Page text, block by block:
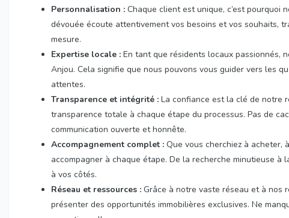
Personnalisation : Chaque client est unique, c’est pourquoi
dévouée écoute attentivement vos besoins et vos souhaits,
mesure.
Expertise locale : En tant que résidents locaux passionnés,
Anjou. Cela signifie que nous pouvons vous guider vers les
attentes.
Transparence et intégrité : La confiance est la clé de notre
transparence totale à chaque étape du processus. Pas de
communication ouverte et honnête.
Accompagnement complet : Que vous cherchiez à acheter,
accompagner à chaque étape. De la recherche minutieuse
à vos côtés.
Réseau et ressources : Grâce à notre vaste réseau et à nos
présenter des opportunités immobilières exclusives. Ne